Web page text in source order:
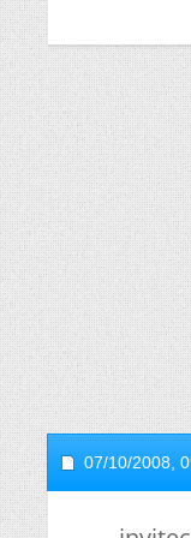
07/10/2008,